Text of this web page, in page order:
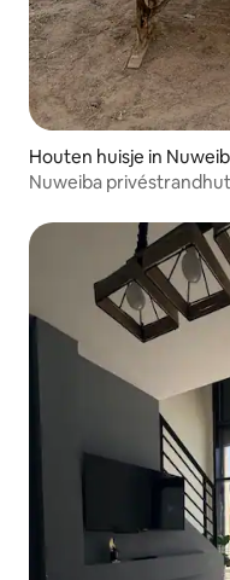
Houten huisje in
Nuweiba privéstrandhut